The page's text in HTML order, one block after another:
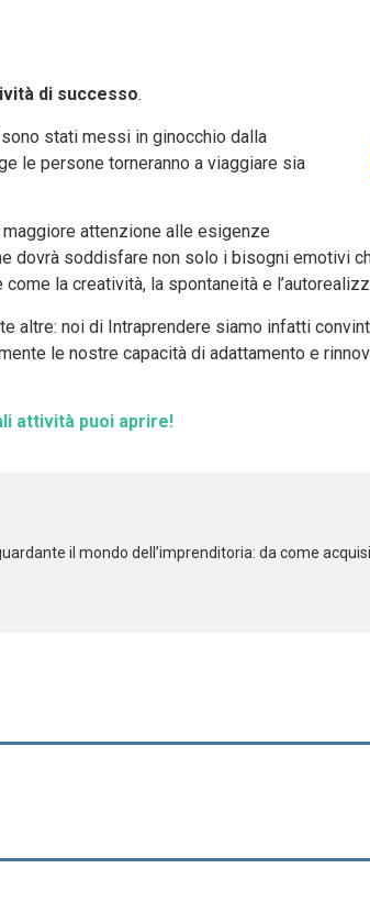
di successo.
stati messi in ginocchio dalla
le persone torneranno a viaggiare sia
attenzione alle esigenze
dovrà soddisfare non solo i bisogni emotivi
la creatività, la spontaneità e
altre: noi di Intraprendere siamo infatti
le nostre capacità di adattamento e
attività puoi aprire!
il mondo dell’imprenditoria: da come